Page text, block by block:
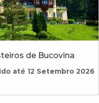
de Bucovina
até 12 Setembro 2026